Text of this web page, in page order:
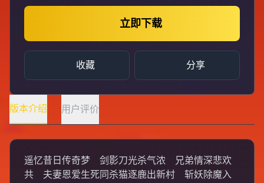
立即下载
收藏 分享
版本介绍 用户评价
遥忆昔日传奇梦 剑影刀光杀气浓 兄弟情深悲欢
共 夫妻恩爱生死同杀猫逐鹿出新村 斩妖除魔入